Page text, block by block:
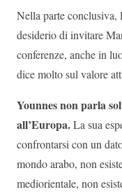
Nella parte conclusiva,
desiderio di invitare
conferenze, anche in
dice molto sul valore
Younnes non parla
all’Europa.La sua
confrontarsi con un
mondo arabo, non
mediorientale, non